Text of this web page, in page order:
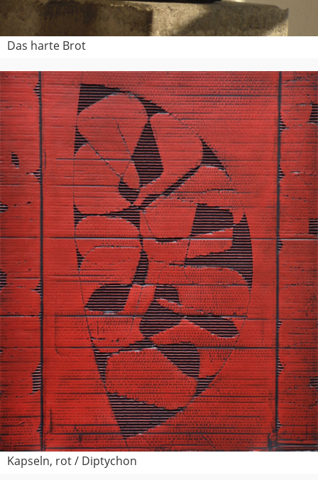
Das harte Brot
Kapseln, rot / Diptychon